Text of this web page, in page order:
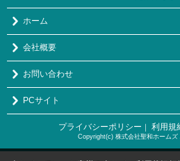
ホーム
会社概要
お問い合わせ
PCサイト
プライバシーポリシー ｜ 利用規
Copyright(c) 株式会社聖和ホームズ